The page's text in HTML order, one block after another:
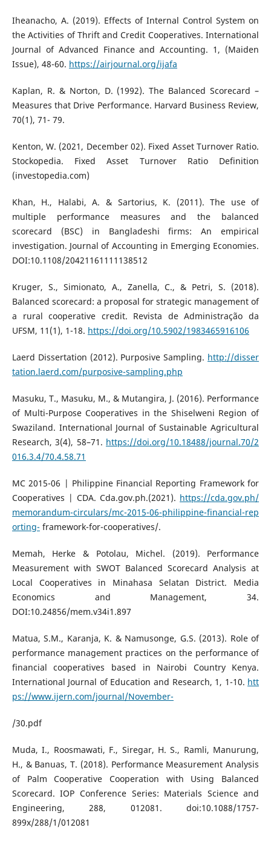
Iheanacho, A. (2019). Effects of Internal Control System on
the Activities of Thrift and Credit Cooperatives. International
Journal of Advanced Finance and Accounting. 1, (Maiden
Issue), 48-60. https://airjournal.org/ijafa
Kaplan, R. & Norton, D. (1992). The Balanced Scorecard –
Measures that Drive Performance. Harvard Business Review,
70(1), 71- 79.
Kenton, W. (2021, December 02). Fixed Asset Turnover Ratio.
Stockopedia. Fixed Asset Turnover Ratio Definition
(investopedia.com)
Khan, H., Halabi, A. & Sartorius, K. (2011). The use of
multiple performance measures and the balanced
scorecard (BSC) in Bangladeshi firms: An empirical
investigation. Journal of Accounting in Emerging Economies.
DOI:10.1108/20421161111138512
Kruger, S., Simionato, A., Zanella, C., & Petri, S. (2018).
Balanced scorecard: a proposal for strategic management of
a rural cooperative credit. Revista de Administração da
UFSM, 11(1), 1-18. https://doi.org/10.5902/1983465916106
Laerd Dissertation (2012). Purposive Sampling. http://disser
tation.laerd.com/purposive-sampling.php
Masuku, T., Masuku, M., & Mutangira, J. (2016). Performance
of Multi-Purpose Cooperatives in the Shiselweni Region of
Swaziland. International Journal of Sustainable Agricultural
Research, 3(4), 58–71. https://doi.org/10.18488/journal.70/2
016.3.4/70.4.58.71
MC 2015-06 | Philippine Financial Reporting Framework for
Cooperatives | CDA. Cda.gov.ph.(2021). https://cda.gov.ph/
memorandum-circulars/mc-2015-06-philippine-financial-rep
orting- framework-for-cooperatives/.
Memah, Herke & Potolau, Michel. (2019). Performance
Measurement with SWOT Balanced Scorecard Analysis at
Local Cooperatives in Minahasa Selatan District. Media
Economics and Management, 34.
DOI:10.24856/mem.v34i1.897
Matua, S.M., Karanja, K. & Namusonge, G.S. (2013). Role of
performance management practices on the performance of
financial cooperatives based in Nairobi Country Kenya.
International Journal of Education and Research, 1, 1-10. htt
ps://www.ijern.com/journal/November-
/30.pdf
Muda, I., Roosmawati, F., Siregar, H. S., Ramli, Manurung,
H., & Banuas, T. (2018). Performance Measurement Analysis
of Palm Cooperative Cooperation with Using Balanced
Scorecard. IOP Conference Series: Materials Science and
Engineering, 288, 012081. doi:10.1088/1757-
899x/288/1/012081